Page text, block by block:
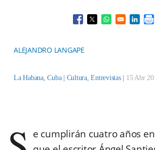
Opens in a new
Opens in a new
Opens in a
ALEJANDRO LANGAPE
Cultura,Entrevistas 15 Abr
e cumplirán cuatro años